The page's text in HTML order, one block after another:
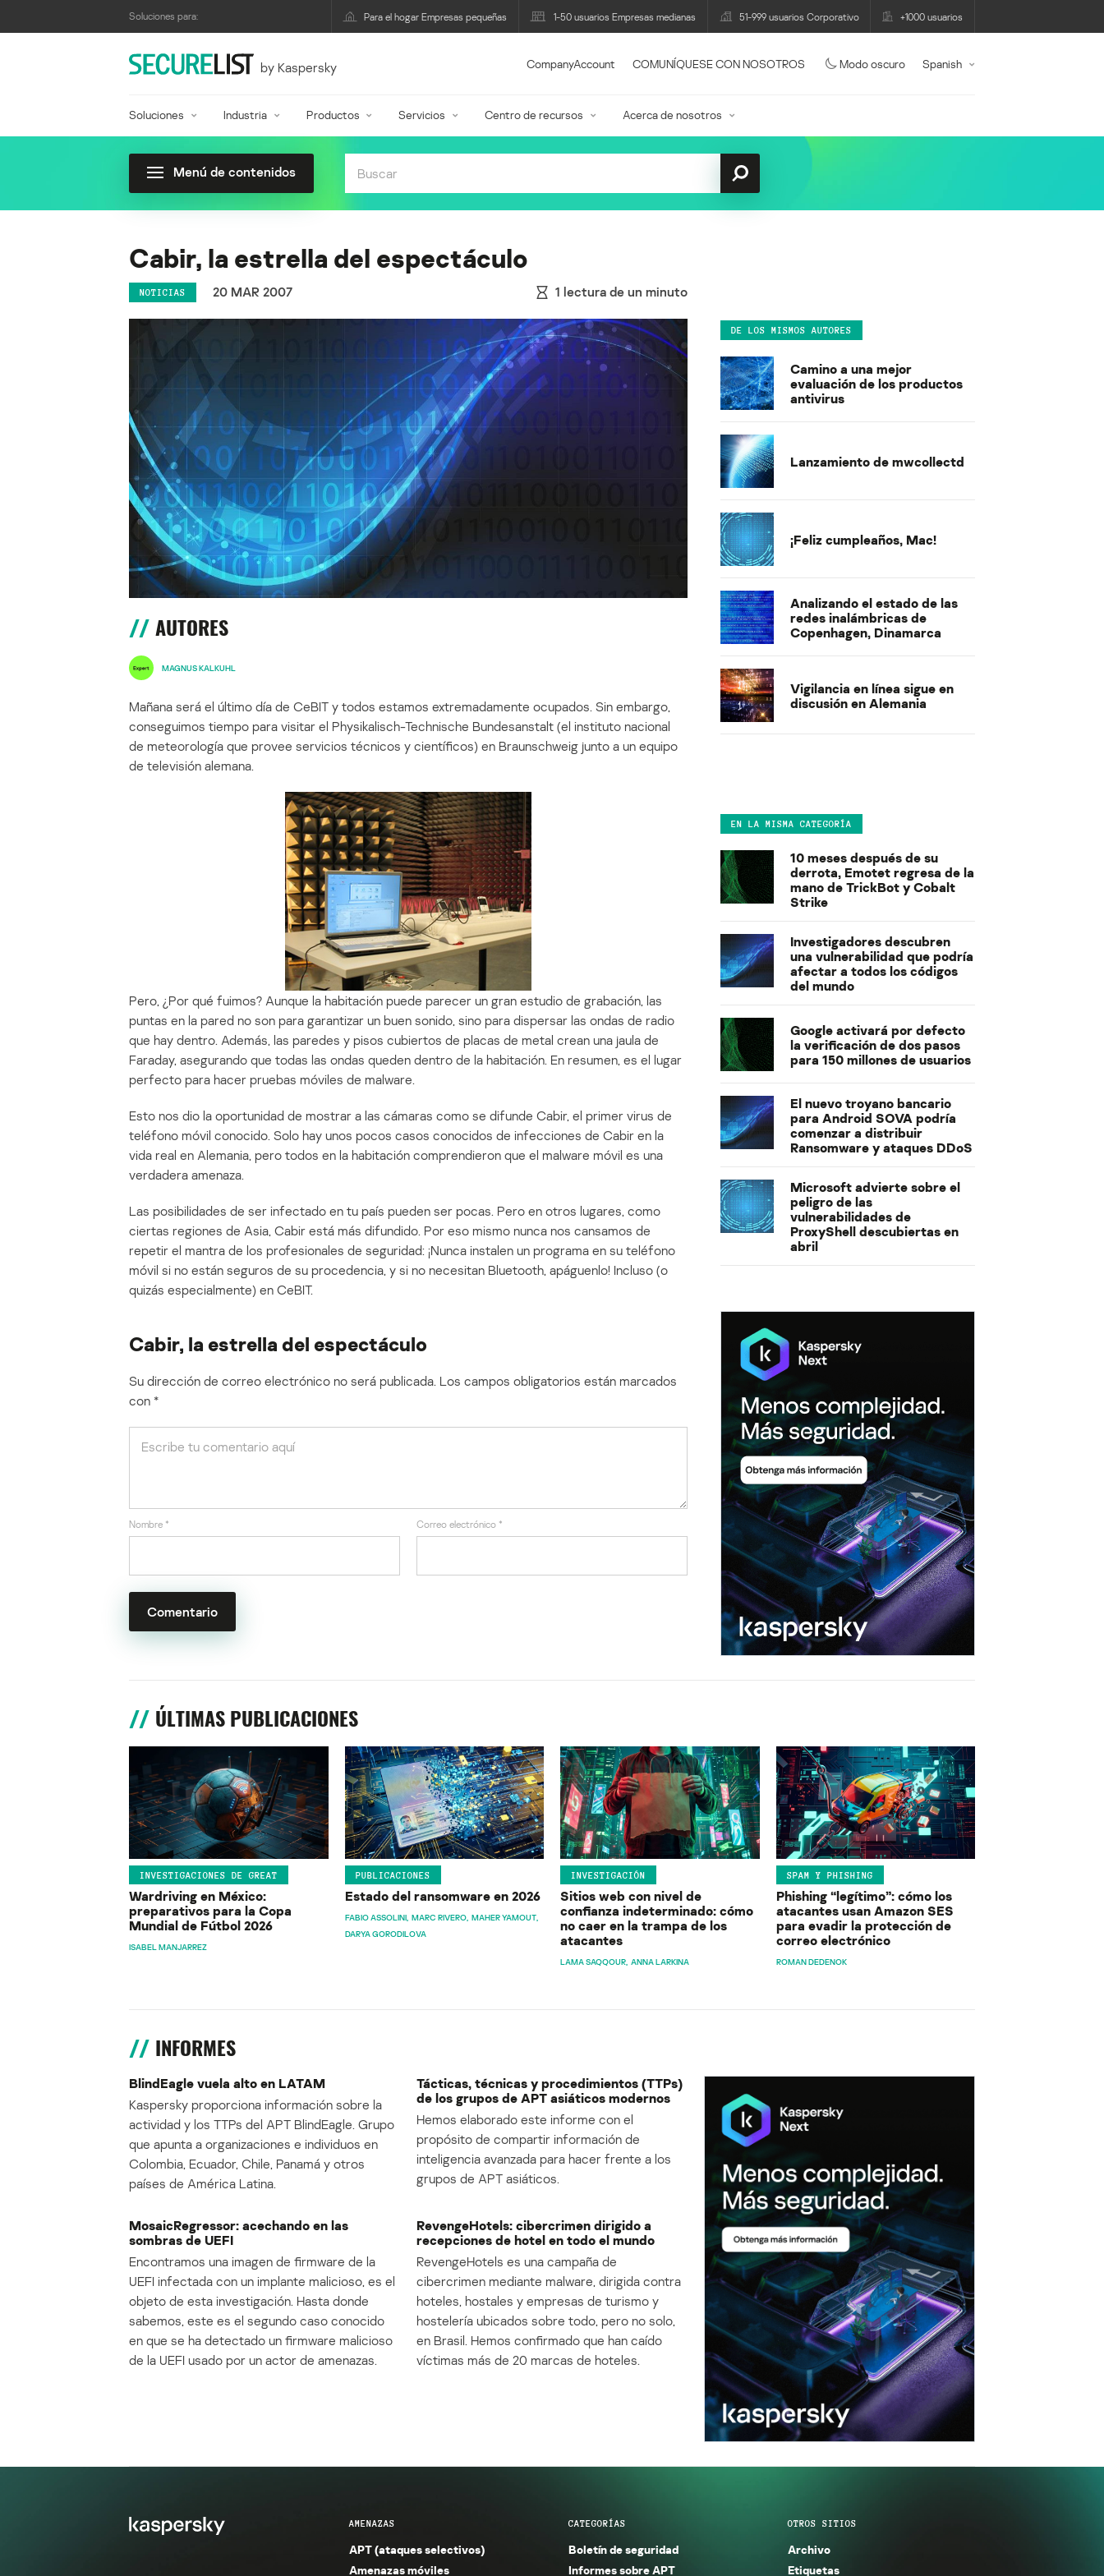
Soluciones para: Para el hogar Empresas pequeñas 1-50 usuarios Empresas medianas 51-999 usuarios Corporativo +1000 usuarios
by Kaspersky CompanyAccount COMUNÍQUESE CON NOSOTROS Modo oscuro Spanish
Soluciones Industria Productos Servicios Centro de recursos Acerca de nosotros
Menú de contenidos
Cabir, la estrella del espectáculo
NOTICIAS 20 MAR 2007 1 lectura de un minuto
AUTORES
MAGNUS KALKUHL
Mañana será el último día de CeBIT y todos estamos extremadamente ocupados. Sin embargo,
conseguimos tiempo para visitar el Physikalisch-Technische Bundesanstalt (el instituto nacional
de meteorología que provee servicios técnicos y científicos) en Braunschweig junto a un equipo
de televisión alemana.
Pero, ¿Por qué fuimos? Aunque la habitación puede parecer un gran estudio de grabación, las
puntas en la pared no son para garantizar un buen sonido, sino para dispersar las ondas de radio
que hay dentro. Además, las paredes y pisos cubiertos de placas de metal crean una jaula de
Faraday, asegurando que todas las ondas queden dentro de la habitación. En resumen, es el lugar
perfecto para hacer pruebas móviles de malware.
Esto nos dio la oportunidad de mostrar a las cámaras como se difunde Cabir, el primer virus de
teléfono móvil conocido. Solo hay unos pocos casos conocidos de infecciones de Cabir en la
vida real en Alemania, pero todos en la habitación comprendieron que el malware móvil es una
verdadera amenaza.
Las posibilidades de ser infectado en tu país pueden ser pocas. Pero en otros lugares, como
ciertas regiones de Asia, Cabir está más difundido. Por eso mismo nunca nos cansamos de
repetir el mantra de los profesionales de seguridad: ¡Nunca instalen un programa en su teléfono
móvil si no están seguros de su procedencia, y si no necesitan Bluetooth, apáguenlo! Incluso (o
quizás especialmente) en CeBIT.
Cabir, la estrella del espectáculo
Su dirección de correo electrónico no será publicada. Los campos obligatorios están marcados
con *
Nombre * Correo electrónico *
DE LOS MISMOS AUTORES
Camino a una mejor
evaluación de los productos
antivirus
Lanzamiento de mwcollectd
¡Feliz cumpleaños, Mac!
Analizando el estado de las
redes inalámbricas de
Copenhagen, Dinamarca
Vigilancia en línea sigue en
discusión en Alemania
EN LA MISMA CATEGORÍA
10 meses después de su
derrota, Emotet regresa de la
mano de TrickBot y Cobalt
Strike
Investigadores descubren
una vulnerabilidad que podría
afectar a todos los códigos
del mundo
Google activará por defecto
la verificación de dos pasos
para 150 millones de usuarios
El nuevo troyano bancario
para Android SOVA podría
comenzar a distribuir
Ransomware y ataques DDoS
Microsoft advierte sobre el
peligro de las
vulnerabilidades de
ProxyShell descubiertas en
abril
ÚLTIMAS PUBLICACIONES
INVESTIGACIONES DE GREAT
Wardriving en México:
preparativos para la Copa
Mundial de Fútbol 2026
ISABEL MANJARREZ
PUBLICACIONES
Estado del ransomware en 2026
FABIO ASSOLINI MARC RIVERO MAHER YAMOUT
DARYA GORODILOVA
INVESTIGACIÓN
Sitios web con nivel de
confianza indeterminado: cómo
no caer en la trampa de los
atacantes
LAMA SAQQOUR ANNA LARKINA
SPAM Y PHISHING
Phishing “legítimo”: cómo los
atacantes usan Amazon SES
para evadir la protección de
correo electrónico
ROMAN DEDENOK
INFORMES
BlindEagle vuela alto en LATAM
Kaspersky proporciona información sobre la
actividad y los TTPs del APT BlindEagle. Grupo
que apunta a organizaciones e individuos en
Colombia, Ecuador, Chile, Panamá y otros
países de América Latina.
Tácticas, técnicas y procedimientos (TTPs)
de los grupos de APT asiáticos modernos
Hemos elaborado este informe con el
propósito de compartir información de
inteligencia avanzada para hacer frente a los
grupos de APT asiáticos.
MosaicRegressor: acechando en las
sombras de UEFI
Encontramos una imagen de firmware de la
UEFI infectada con un implante malicioso, es el
objeto de esta investigación. Hasta donde
sabemos, este es el segundo caso conocido
en que se ha detectado un firmware malicioso
de la UEFI usado por un actor de amenazas.
RevengeHotels: cibercrimen dirigido a
recepciones de hotel en todo el mundo
RevengeHotels es una campaña de
cibercrimen mediante malware, dirigida contra
hoteles, hostales y empresas de turismo y
hostelería ubicados sobre todo, pero no solo,
en Brasil. Hemos confirmado que han caído
víctimas más de 20 marcas de hoteles.
AMENAZAS
APT (ataques selectivos)
Amenazas móviles
CATEGORÍAS
Boletín de seguridad
Informes sobre APT
OTROS SITIOS
Archivo
Etiquetas